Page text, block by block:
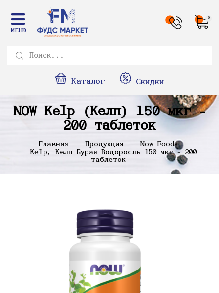
МЕНЮ
0
Каталог Скидки
NOW Kelp (Келп) 150 мкг -
200 таблеток
Главная Продукция
Now Foods
Kelp, Келп Бурая Водоросль 150 мкг - 200
таблеток